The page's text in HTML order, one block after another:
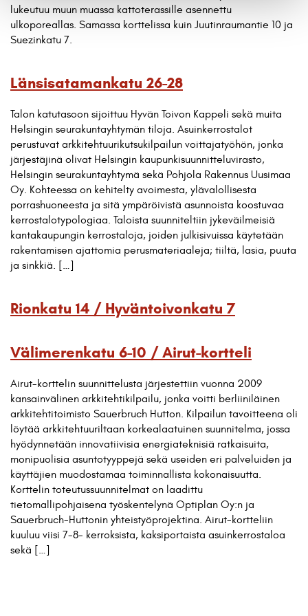
lukeutuu muun muassa kattoterassille asennettu
ulkoporeallas. Samassa korttelissa kuin Juutinraumantie 10 ja
Suezinkatu 7.
Länsisatamankatu 26-28
Talon katutasoon sijoittuu Hyvän Toivon Kappeli sekä muita
Helsingin seurakuntayhtymän tiloja. Asuinkerrostalot
perustuvat arkkitehtuurikutsukilpailun voittajatyöhön, jonka
järjestäjinä olivat Helsingin kaupunkisuunnitteluvirasto,
Helsingin seurakuntayhtymä sekä Pohjola Rakennus Uusimaa
Oy. Kohteessa on kehitelty avoimesta, ylävalollisesta
porrashuoneesta ja sitä ympäröivistä asunnoista koostuvaa
kerrostalotypologiaa. Taloista suunniteltiin jykeväilmeisiä
kantakaupungin kerrostaloja, joiden julkisivuissa käytetään
rakentamisen ajattomia perusmateriaaleja; tiiltä, lasia, puuta
ja sinkkiä. […]
Rionkatu 14 / Hyväntoivonkatu 7
Välimerenkatu 6-10 / Airut-kortteli
Airut-korttelin suunnittelusta järjestettiin vuonna 2009
kansainvälinen arkkitehtikilpailu, jonka voitti berliiniläinen
arkkitehtitoimisto Sauerbruch Hutton. Kilpailun tavoitteena oli
löytää arkkitehtuuriltaan korkealaatuinen suunnitelma, jossa
hyödynnetään innovatiivisia energiateknisiä ratkaisuita,
monipuolisia asuntotyyppejä sekä useiden eri palveluiden ja
käyttäjien muodostamaa toiminnallista kokonaisuutta.
Korttelin toteutussuunnitelmat on laadittu
tietomallipohjaisena työskentelynä Optiplan Oy:n ja
Sauerbruch-Huttonin yhteistyöprojektina. Airut-kortteliin
kuuluu viisi 7-8- kerroksista, kaksiportaista asuinkerrostaloa
sekä […]